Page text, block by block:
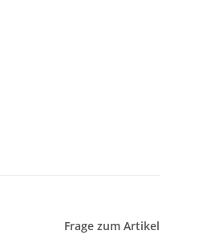
Frage zum Artikel